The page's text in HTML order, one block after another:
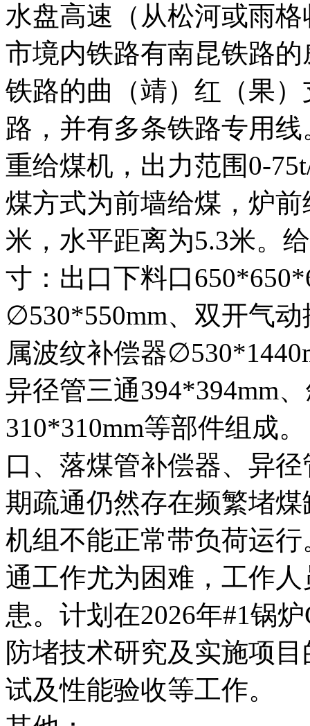
水盘高速（从松河或雨
市境内铁路有南昆铁路
铁路的曲（靖）红（果
路，并有多条铁路专用
重给煤机，出力范围0-
煤方式为前墙给煤，炉
米，水平距离为5.3米。
寸：出口下料口
∅530*550mm、双开气
属波纹补偿器
异径管三通394*394mm
310*310mm等部件组成
口、落煤管补偿器、异
期疏通仍然存在频繁堵
机组不能正常带负荷运
通工作尤为困难，工作
患。计划在2026年#1锅
防堵技术研究及实施项
试及性能验收等工作。